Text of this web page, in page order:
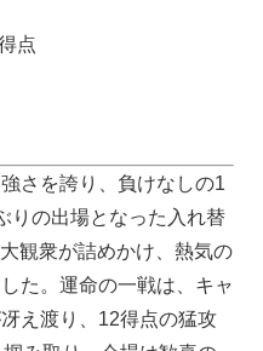
点
さを誇り、負けなしの1
りの出場となった入れ替
観衆が詰めかけ、熱気の
た。運命の一戦は、キャ
え渡り、12得点の猛攻